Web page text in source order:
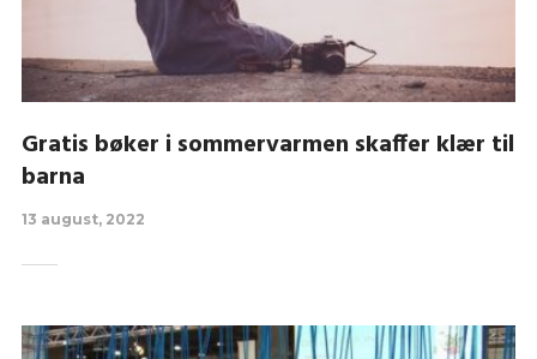
Gratis bøker i sommervarmen skaffer klær til
barna
13 august, 2022